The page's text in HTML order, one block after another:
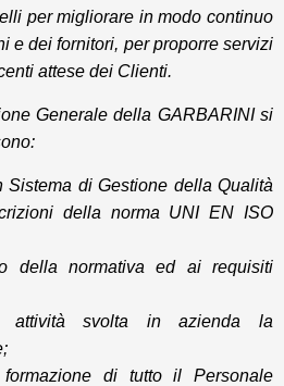
per migliorare in modo continuo
e dei fornitori, per proporre servizi
attese dei Clienti.
Generale della GARBARINI si
Sistema di Gestione della Qualità
della norma UNI EN ISO
della normativa ed ai requisiti
attività svolta in azienda la
di tutto il Personale